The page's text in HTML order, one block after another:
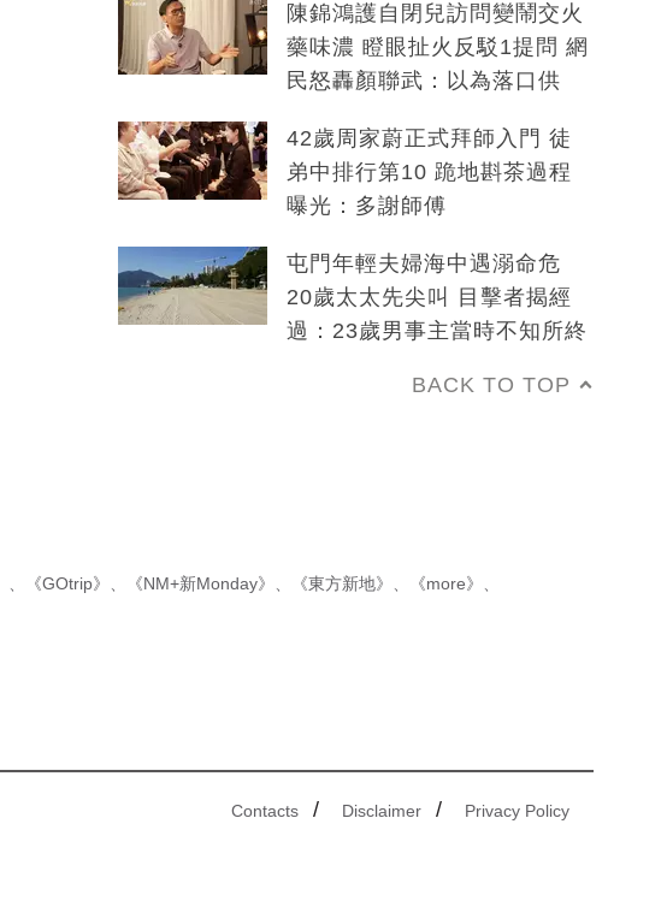
陳錦鴻護自閉兒訪問變鬧交火
藥味濃 瞪眼扯火反駁1提問 網
民怒轟顏聯武：以為落口供
42歲周家蔚正式拜師入門 徒
弟中排行第10 跪地斟茶過程
曝光：多謝師傅
屯門年輕夫婦海中遇溺命危
20歲太太先尖叫 目擊者揭經
過：23歲男事主當時不知所終
BACK TO TOP
《GOtrip》 《NM+新Monday》 《東方新地》 《more》
Contacts / Disclaimer / Privacy Policy